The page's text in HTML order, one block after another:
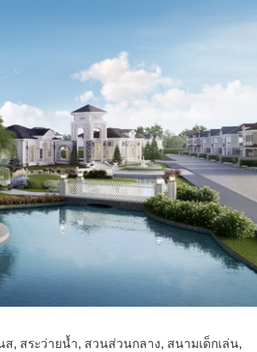
ส, สระว่ายน้ำ, สวนส่วนกลาง, สนามเด็กเล่น,